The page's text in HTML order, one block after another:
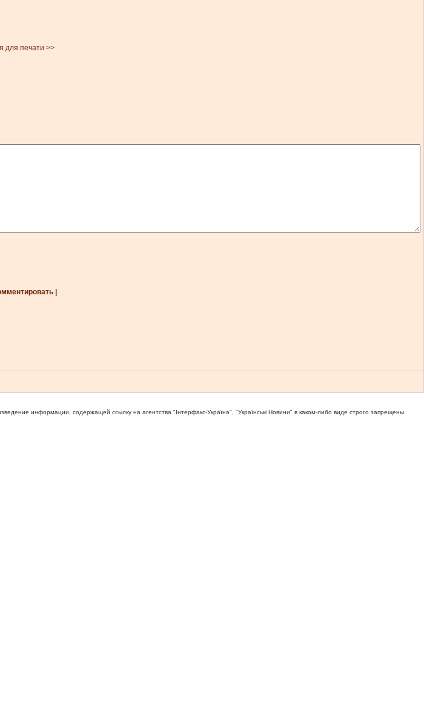
для печати >>
|
информации, содержащей ссылку на агентства "Iнтерфакс-Україна", "Українськi Новини" в каком-либо виде строго запрещены